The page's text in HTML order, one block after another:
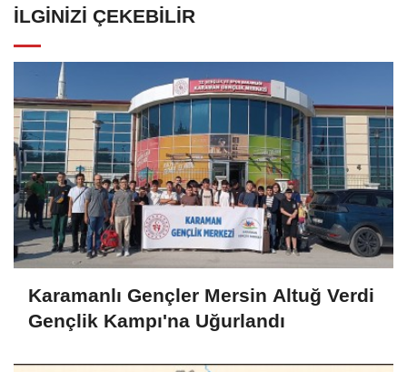
İLGINIZI ÇEKEBILIR
Karamanlı Gençler Mersin Altuğ Verdi
Gençlik Kampı'na Uğurlandı